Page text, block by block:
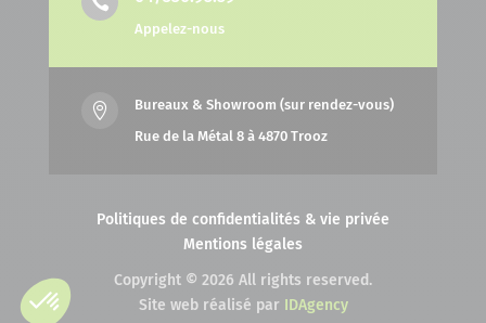
Appelez-nous

Bureaux & Showroom (sur rendez-vous)
Rue de la Métal 8 à 4870 Trooz
Politiques de confidentialités & vie privée
Mentions légales
Copyright © 2026 All rights reserved.
Site web réalisé par IDAgency